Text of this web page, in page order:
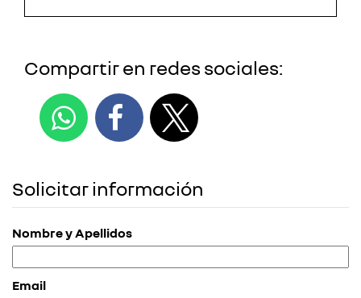
Compartir en redes sociales:
Solicitar información
Nombre y Apellidos
Email